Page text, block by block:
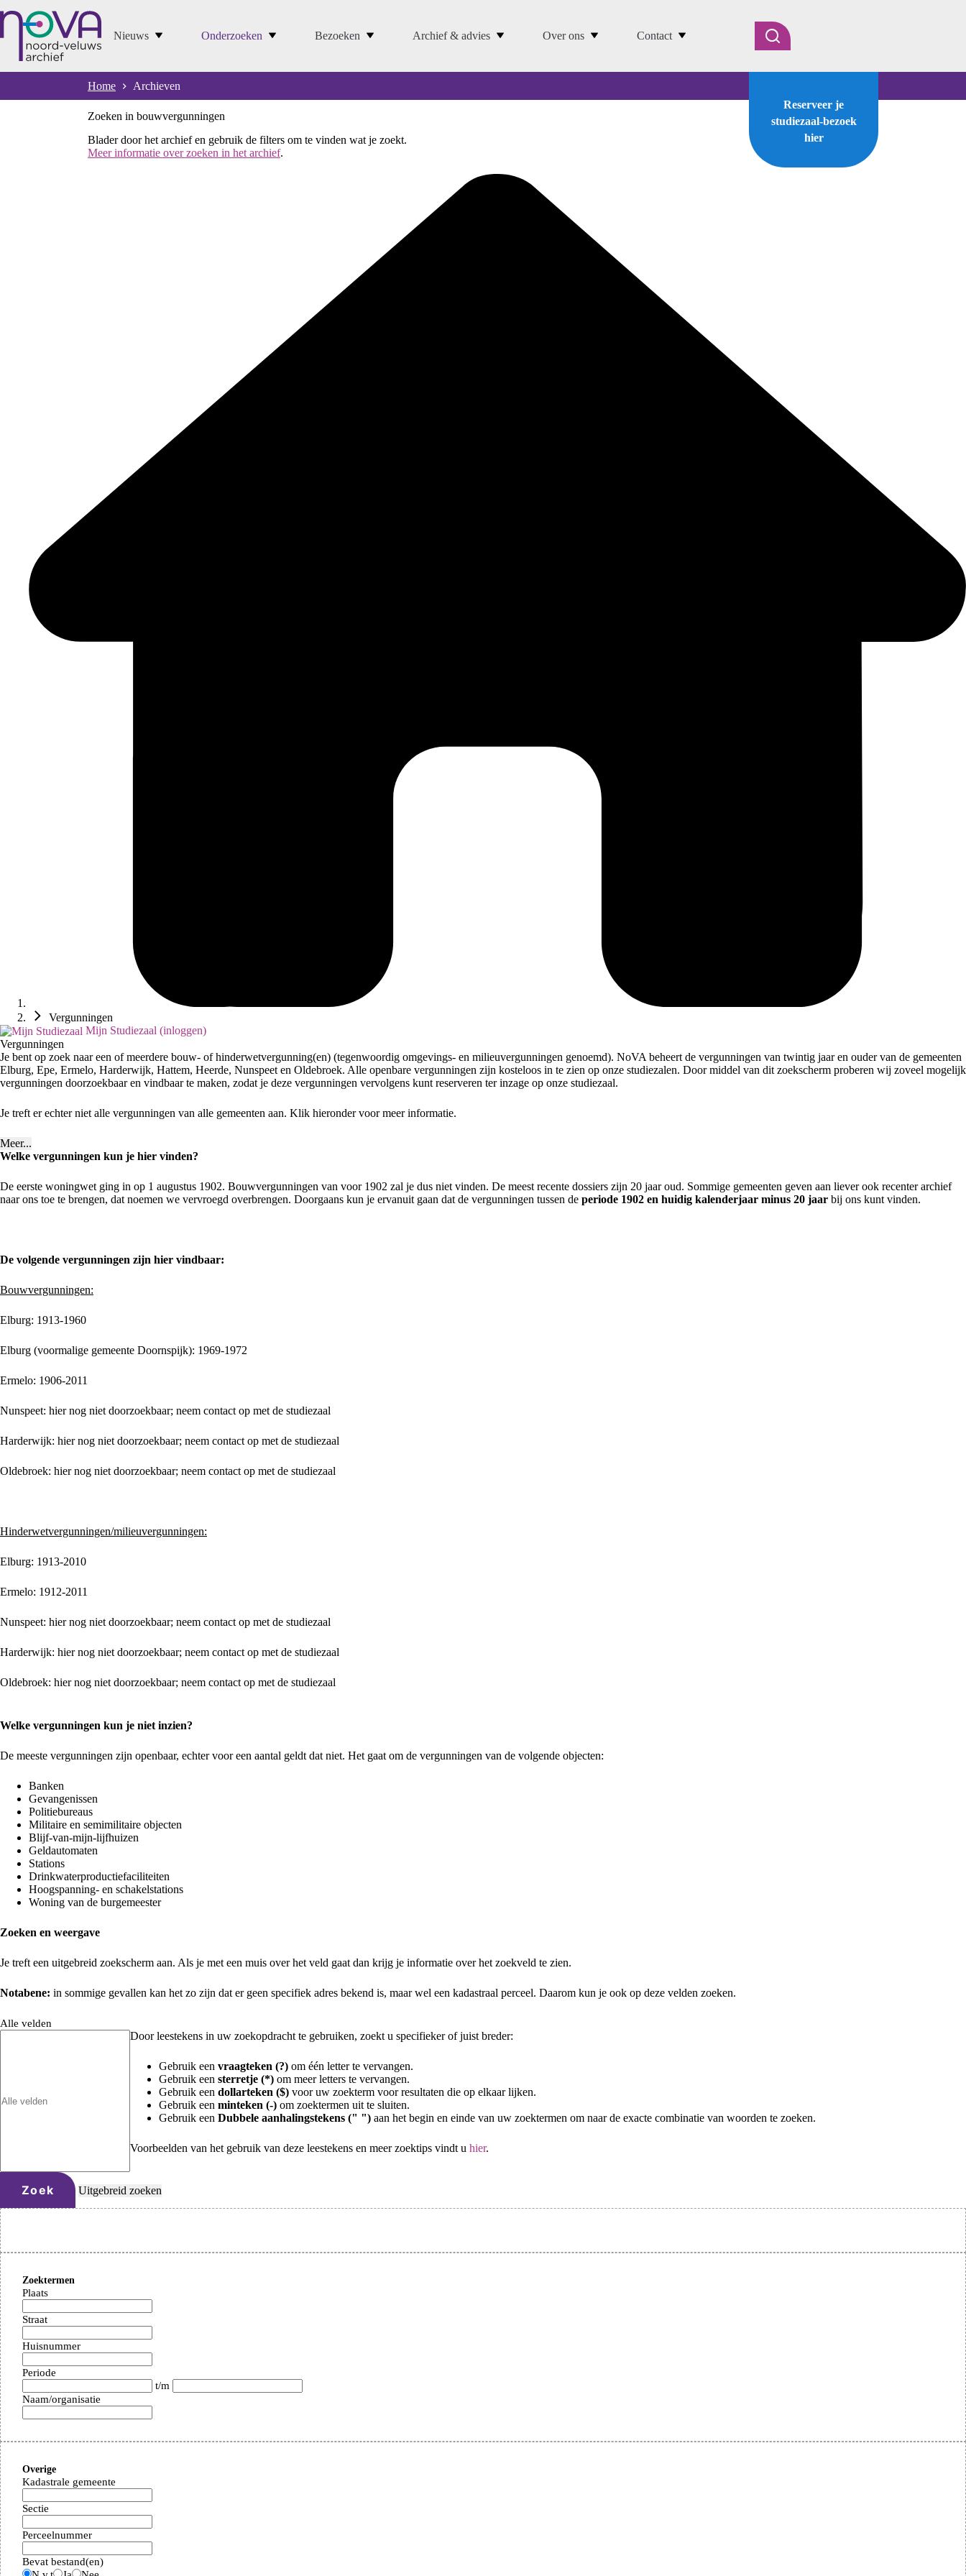
naar
inhoud
Nieuws Onderzoeken Bezoeken Archief & advies Over ons Contact
Home
Archieven
Reserveer je
studiezaal-bezoek
hier
Zoeken in bouwvergunningen
Blader door het archief en gebruik de filters om te vinden wat je zoekt.
Meer informatie over zoeken in het archief.
Vergunningen
Mijn Studiezaal (inloggen)
Vergunningen
Je bent op zoek naar een of meerdere bouw- of hinderwetvergunning(en) (tegenwoordig omgevings- en milieuvergunningen genoemd). NoVA beheert de vergunningen van twintig jaar en ouder van de gemeenten
Elburg, Epe, Ermelo, Harderwijk, Hattem, Heerde, Nunspeet en Oldebroek. Alle openbare vergunningen zijn kosteloos in te zien op onze studiezalen. Door middel van dit zoekscherm proberen wij zoveel mogelijk
vergunningen doorzoekbaar en vindbaar te maken, zodat je deze vergunningen vervolgens kunt reserveren ter inzage op onze studiezaal.
Je treft er echter niet alle vergunningen van alle gemeenten aan. Klik hieronder voor meer informatie.
Meer...
Welke vergunningen kun je hier vinden?
De eerste woningwet ging in op 1 augustus 1902. Bouwvergunningen van voor 1902 zal je dus niet vinden. De meest recente dossiers zijn 20 jaar oud. Sommige gemeenten geven aan liever ook recenter archief
naar ons toe te brengen, dat noemen we vervroegd overbrengen. Doorgaans kun je ervanuit gaan dat de vergunningen tussen de periode 1902 en huidig kalenderjaar minus 20 jaar bij ons kunt vinden.
De volgende vergunningen zijn hier vindbaar:
Bouwvergunningen:
Elburg: 1913-1960
Elburg (voormalige gemeente Doornspijk): 1969-1972
Ermelo: 1906-2011
Nunspeet: hier nog niet doorzoekbaar; neem contact op met de studiezaal
Harderwijk: hier nog niet doorzoekbaar; neem contact op met de studiezaal
Oldebroek: hier nog niet doorzoekbaar; neem contact op met de studiezaal
Hinderwetvergunningen/milieuvergunningen:
Elburg: 1913-2010
Ermelo: 1912-2011
Nunspeet: hier nog niet doorzoekbaar; neem contact op met de studiezaal
Harderwijk: hier nog niet doorzoekbaar; neem contact op met de studiezaal
Oldebroek: hier nog niet doorzoekbaar; neem contact op met de studiezaal
Welke vergunningen kun je niet inzien?
De meeste vergunningen zijn openbaar, echter voor een aantal geldt dat niet. Het gaat om de vergunningen van de volgende objecten:
Banken
Gevangenissen
Politiebureaus
Militaire en semimilitaire objecten
Blijf-van-mijn-lijfhuizen
Geldautomaten
Stations
Drinkwaterproductiefaciliteiten
Hoogspanning- en schakelstations
Woning van de burgemeester
Zoeken en weergave
Je treft een uitgebreid zoekscherm aan. Als je met een muis over het veld gaat dan krijg je informatie over het zoekveld te zien.
Notabene: in sommige gevallen kan het zo zijn dat er geen specifiek adres bekend is, maar wel een kadastraal perceel. Daarom kun je ook op deze velden zoeken.
Alle velden
Door leestekens in uw zoekopdracht te gebruiken, zoekt u specifieker of juist breder:
Gebruik een vraagteken (?) om één letter te vervangen.
Gebruik een sterretje (*) om meer letters te vervangen.
Gebruik een dollarteken ($) voor uw zoekterm voor resultaten die op elkaar lijken.
Gebruik een minteken (-) om zoektermen uit te sluiten.
Gebruik een Dubbele aanhalingstekens (" ") aan het begin en einde van uw zoektermen om naar de exacte combinatie van woorden te zoeken.
Voorbeelden van het gebruik van deze leestekens en meer zoektips vindt u hier.
Zoek Uitgebreid zoeken
Zoektermen
Plaats
Straat
Huisnummer
Periode
t/m
Naam/organisatie
Overige
Kadastrale gemeente
Sectie
Perceelnummer
Bevat bestand(en)